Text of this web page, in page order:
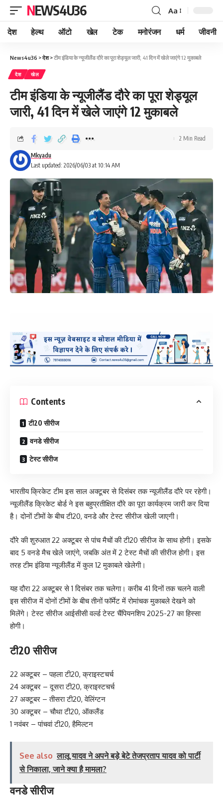
NEWS4U36 Aa
देश हेल्थ ऑटो खेल टेक मनोरंजन धर्म जीवनी
News4u36 >देश>टीम इंडिया के न्यूजीलैंड दौरे का पूरा शेड्यूल जारी, 41 दिन में खेले जाएंगे 12 मुकाबले
देश खेल
टीम इंडिया के न्यूजीलैंड दौरे का पूरा शेड्यूल
जारी, 41 दिन में खेले जाएंगे 12 मुकाबले
Last updated: 2026/06/03 at 10:14 AM
Mkyadu
2 Min Read
Contents
टी20 सीरीज
वनडे सीरीज
टेस्ट सीरीज
भारतीय क्रिकेट टीम इस साल अक्टूबर से दिसंबर तक न्यूजीलैंड दौरे पर रहेगी।
न्यूजीलैंड क्रिकेट बोर्ड ने इस बहुप्रतीक्षित दौरे का पूरा कार्यक्रम जारी कर दिया
है। दोनों टीमों के बीच टी20, वनडे और टेस्ट सीरीज खेली जाएगी।
दौरे की शुरुआत 22 अक्टूबर से पांच मैचों की टी20 सीरीज के साथ होगी। इसके
बाद 5 वनडे मैच खेले जाएंगे, जबकि अंत में 2 टेस्ट मैचों की सीरीज होगी। इस
तरह टीम इंडिया न्यूजीलैंड में कुल 12 मुकाबले खेलेगी।
यह दौरा 22 अक्टूबर से 1 दिसंबर तक चलेगा। करीब 41 दिनों तक चलने वाली
इस सीरीज में दोनों टीमों के बीच तीनों फॉर्मेट में रोमांचक मुकाबले देखने को
मिलेंगे। टेस्ट सीरीज आईसीसी वर्ल्ड टेस्ट चैंपियनशिप 2025-27 का हिस्सा
होगी।
टी20 सीरीज
22 अक्टूबर – पहला टी20, क्राइस्टचर्च
24 अक्टूबर – दूसरा टी20, क्राइस्टचर्च
27 अक्टूबर – तीसरा टी20, वेलिंग्टन
30 अक्टूबर – चौथा टी20, ऑकलैंड
1 नवंबर – पांचवां टी20, हैमिल्टन
See also लालू यादव ने अपने बड़े बेटे तेजप्रताप यादव को पार्टी
से निकाला, जाने क्या है मामला?
वनडे सीरीज